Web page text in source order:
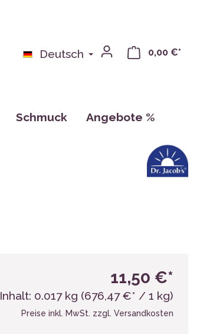
Deutsch 0,00 €*
Schmuck Angebote %
11,50 €*
Inhalt: 0.017 kg (676,47 €* / 1 kg)
Preise inkl. MwSt. zzgl. Versandkosten